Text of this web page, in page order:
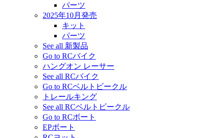
パーツ
2025年10月発売
キット
パーツ
See all 新製品
Go to RCバイク
ハングオン レーサー
See all RCバイク
Go to RCベルトビークル
トレールキング
See all RCベルトビークル
Go to RCボート
EPボート